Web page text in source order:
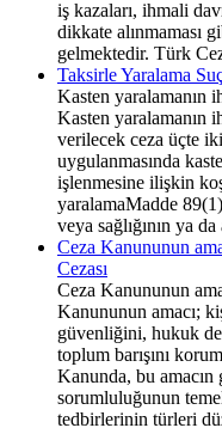
iş kazaları, ihmali
dikkate alınmaması
gelmektedir. Türk
Taksirle Yaralama
Kasten yaralamanın
Kasten yaralamanın
verilecek ceza üçte
uygulanmasında
işlenmesine ilişkin
yaralamaMadde
veya sağlığının ya
Ceza Kanununun
Cezası
Ceza Kanununun
Kanununun amacı;
güvenliğini, hukuk
toplum barışını
Kanunda, bu
sorumluluğunun
tedbirlerinin türleri